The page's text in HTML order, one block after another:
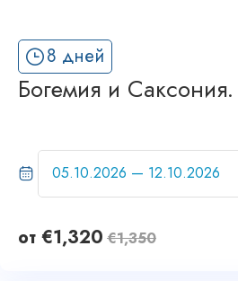
8 дней
Богемия и
от €1,320 €1,350